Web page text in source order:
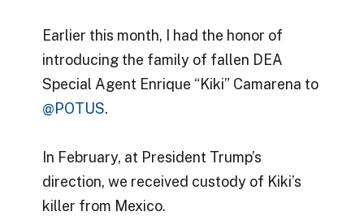
Earlier this month, I had the honor of
introducing the family of fallen DEA
Special Agent Enrique “Kiki” Camarena to
@POTUS.
In February, at President Trump’s
direction, we received custody of Kiki’s
killer from Mexico.